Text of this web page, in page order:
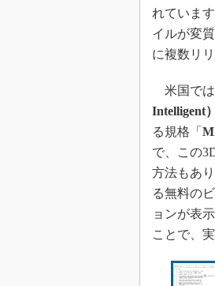
れていま
イルが変
に複数リ
米国では
Intelligent
る規格「
で、この
方法もあ
る無料の
ョンが表
ことで、